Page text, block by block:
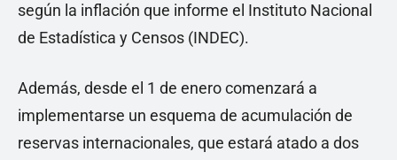
según la inflación que informe el Instituto Nacional
de Estadística y Censos (INDEC).
Además, desde el 1 de enero comenzará a
implementarse un esquema de acumulación de
reservas internacionales, que estará atado a dos